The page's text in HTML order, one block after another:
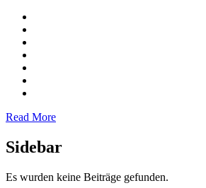
Read More
Sidebar
Es wurden keine Beiträge gefunden.